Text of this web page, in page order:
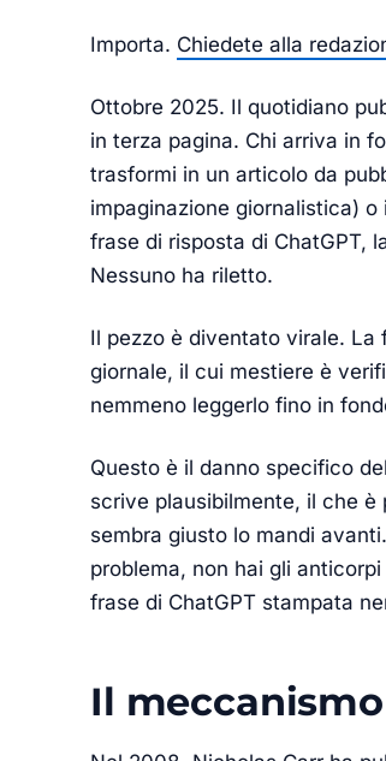
Importa. Chiedete alla
Ottobre 2025. Il quotidiano
in terza pagina. Chi arriva in
trasformi in un articolo da
impaginazione giornalistica)
frase di risposta di ChatGPT,
Nessuno ha riletto.
Il pezzo è diventato virale. La
giornale, il cui mestiere è
nemmeno leggerlo fino in
Questo è il danno specifico
scrive plausibilmente, il che
sembra giusto lo mandi
problema, non hai gli
frase di ChatGPT stampata
Il